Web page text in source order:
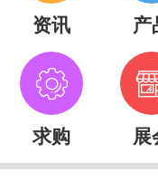
资讯 产
求购 展